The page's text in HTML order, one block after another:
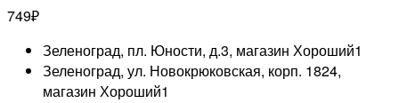
749₽
Зеленоград, пл. Юности, д.3, магазин Хороший1
Зеленоград, ул. Новокрюковская, корп. 1824,
магазин Хороший1